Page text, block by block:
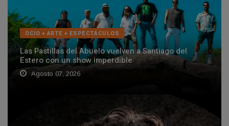
OCIO + ARTE + ESPECTÁCULOS
Las Pastillas del Abuelo vuelven a Santiago del
Estero con un show imperdible
Agosto 07, 2026